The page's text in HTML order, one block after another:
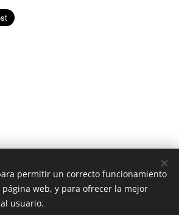
Digital News
permitir un correcto funcionamiento
web, y para ofrecer la mejor
usuario.